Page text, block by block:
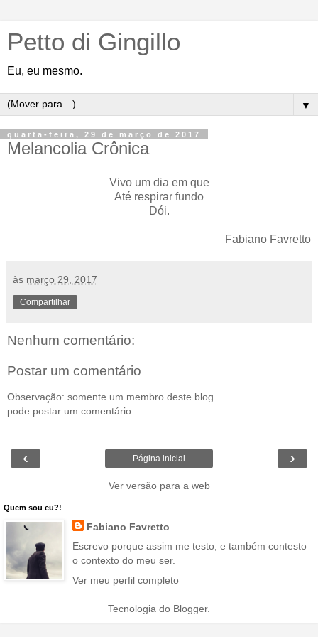
Petto di Gingillo
Eu, eu mesmo.
▼
quarta-feira, 29 de março de 2017
Melancolia Crônica
Vivo um dia em que
Até respirar fundo
Dói.
Fabiano Favretto
às março 29, 2017
Compartilhar
Nenhum comentário:
Postar um comentário
Observação: somente um membro deste blog
pode postar um comentário.
‹ ›
Página inicial
Ver versão para a web
Quem sou eu?!
Fabiano Favretto
Escrevo porque assim me testo, e também contesto
o contexto do meu ser.
Ver meu perfil completo
Tecnologia do Blogger.